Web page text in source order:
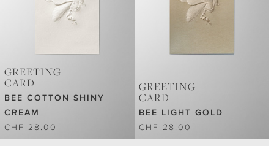
GREETING
CARD
BEE COTTON SHINY
CREAM
CHF 28.00
GREETING
CARD
BEE LIGHT GOLD
CHF 28.00